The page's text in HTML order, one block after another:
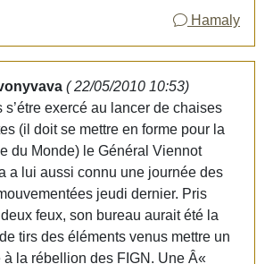
Hamaly
( 22/05/2010 10:53)
s’étre exercé au lancer de chaises
(il doit se mettre en forme pour la
du Monde) le Général Viennot
a lui aussi connu une journée des
jeudi dernier. Pris
feux, son bureau aurait été la
tirs des éléments venus mettre un
à la rébellion des FIGN. Une Â«